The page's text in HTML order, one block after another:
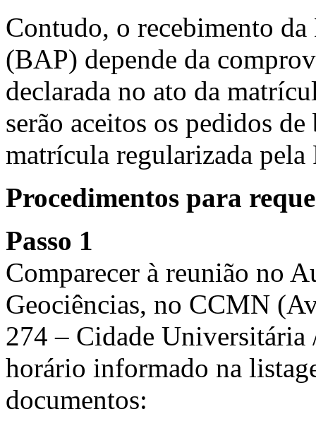
Contudo, o recebimento da
(BAP) depende da
declarada no ato da
serão aceitos os pedidos
matrícula regularizada pela
Procedimentos para
Passo 1
Comparecer à reunião no
Geociências, no CCMN
274 – Cidade
horário informado na
documentos: